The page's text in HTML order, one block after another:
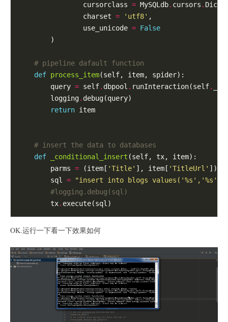
                cursorclass
= MySQLdb. cursors .
                charset
= 'utf8' ,
                use_unicode
= False
        )
# pipeline dafault function
def process_item(self, item, spider):
        query
= self. dbpool . runInteraction(self.
        logging
. debug(query)
return item
# insert the data to databases
def
_conditional_insert (self, tx, item):
        parms
= (item[ 'Title' ], item[ 'TitleUrl' ])
        sql
= "insert into blogs values('%s ','%s ')
#logging.debug(sql)
        tx
.
OK.运行一下看一下效果如何